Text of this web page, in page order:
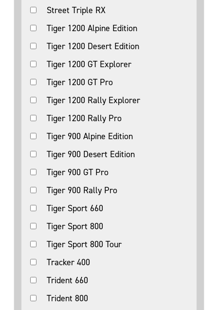
Street Triple RX
Tiger 1200 Alpine Edition
Tiger 1200 Desert Edition
Tiger 1200 GT Explorer
Tiger 1200 GT Pro
Tiger 1200 Rally Explorer
Tiger 1200 Rally Pro
Tiger 900 Alpine Edition
Tiger 900 Desert Edition
Tiger 900 GT Pro
Tiger 900 Rally Pro
Tiger Sport 660
Tiger Sport 800
Tiger Sport 800 Tour
Tracker 400
Trident 660
Trident 800